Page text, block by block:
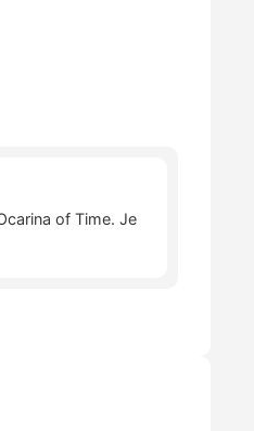
of Time. Je